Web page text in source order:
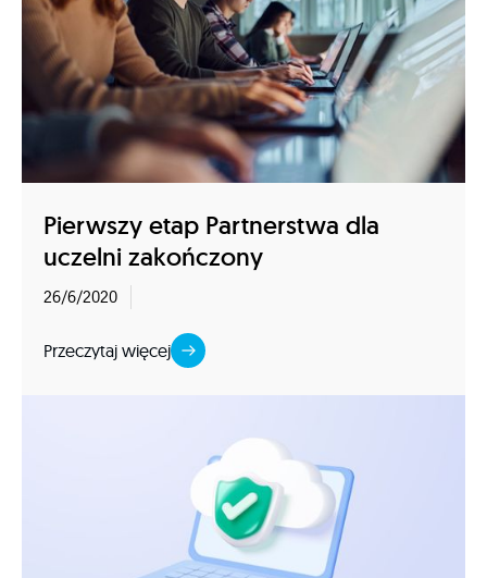
Pierwszy etap Partnerstwa dla
uczelni zakończony
26/6/2020
Przeczytaj więcej